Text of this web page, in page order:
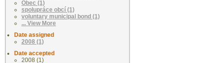
Obec (1)
spolupráce obcí (1)
voluntary municipal bond (1)
... View More
Date assigned
2008 (1)
Date accepted
2008 (1)